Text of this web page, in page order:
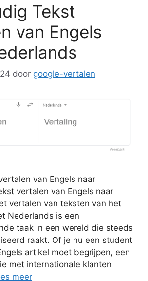
Tekst
van Engels
door google-vertalen
van Engels naar
vertalen van Engels naar
vertalen van teksten van het
Nederlands is een
taak in een wereld die steeds
raakt. Of je nu een student
artikel moet begrijpen, een
met internationale klanten
meer